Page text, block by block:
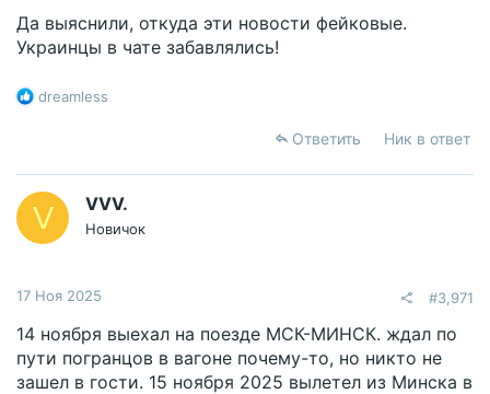
Да выяснили, откуда эти новости фейковые.
Украинцы в чате забавлялись!
Р
ц
и
и
:
dreamless
Ответить Ник в ответ
V VVV.
Новичок
17 Ноя 2025 #3,971
14 ноября выехал на поезде МСК-МИНСК. ждал по
пути погранцов в вагоне почему-то, но никто не
зашел в гости. 15 ноября 2025 вылетел из Минска в